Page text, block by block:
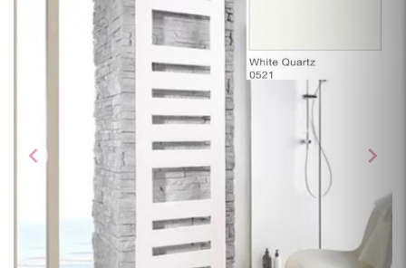
chevron_left chevron_right